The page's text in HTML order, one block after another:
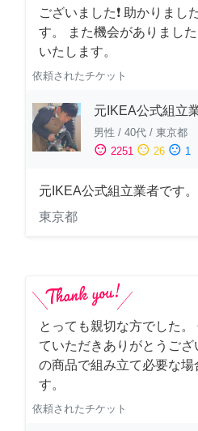
ございました❗️ 助かりまし
す。 また機会がありまし
いたします。
依頼されたチケット
元IKEA公式組立
男性 / 40代 / 東京都
sentiment_satisfied 2251 sentiment_neutral 26 sentiment_dissatisfied 1
元IKEA公式組立業者です。
東京都
とっても親切な方でした
ていただきありがとうご
の商品で組み立て必要な
す。
依頼されたチケット